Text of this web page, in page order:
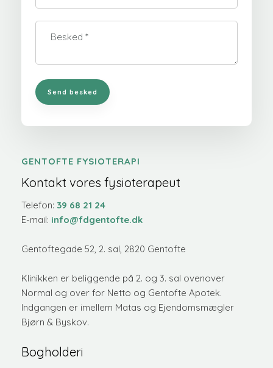
GENTOFTE FYSIOTERAPI
Kontakt vores fysioterapeut
​​Telefon: 39 68 21 24
E-mail: info@fdgentofte.dk
Gentoftegade 52, 2. sal, 2820 Gentofte
​Klinikken er beliggende på 2. og 3. sal ovenover
Normal og over for Netto og Gentofte Apotek.
Indgangen er imellem Matas og Ejendomsmægler
Bjørn & Byskov.
Bogholderi